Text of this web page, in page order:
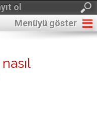
ol
Menüyü göster